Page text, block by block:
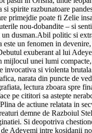
si spirite razbunatoare
primejdie poate fi Zelie
nou-dobandite – si
un dusman.Abil politic si
este un fenomen in
exuberant al lui
mijlocul unei lumi
invocativa si violenta
narata din puncte de
lectura zboara spre
pe cititori sa astepte
de actiune relatata in
demne de Razboiul
Si deopotriva
Adeyemi intre kosidanii